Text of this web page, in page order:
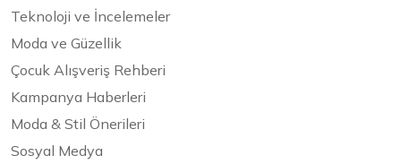
Teknoloji ve İncelemeler
Moda ve Güzellik
Çocuk Alışveriş Rehberi
Kampanya Haberleri
Moda & Stil Önerileri
Sosyal Medya